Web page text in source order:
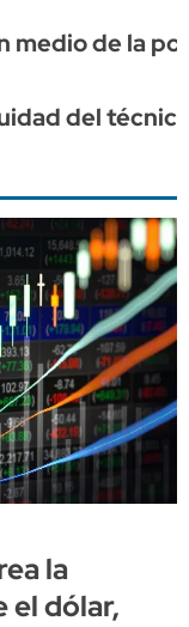
medio de la
del
la
el dólar,